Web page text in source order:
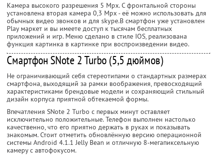
Камера высокого разрешения 5 Mpx. С фронтальной стороны
установлена вторая камера 0,3 Mpx - её можно использовать для
обычных видео звонков и для skype.В смартфон уже установлен
Play маркет и вы имеете доступ к тысячам бесплатных
приложений и игр. Меню сделано в стиле IOS, реализована
функция картинка в картинке при воспроизведении видео.
Смартфон SNote 2 Turbo (5,5 дюймов)
Не ограничивающий себя стереотипами о стандартных размерах
смартфона, выходящий за рамки воображения, превосходящий
характеристиками брендовые модели и сохраняющий стильный
дизайн корпуса приятной обтекаемой формы.
Впечатления SNote 2 Turbo с первых минут оставляет
исключительно положительные. Телефон выполнен настолько
качественно, что его приятно держать в руках и показывать
знакомым. Стоит отметить обновлённую версию операционной
системы Android 4.1.1 Jelly Bean и отличную 8-мегапиксельную
камеру с автофокусом.